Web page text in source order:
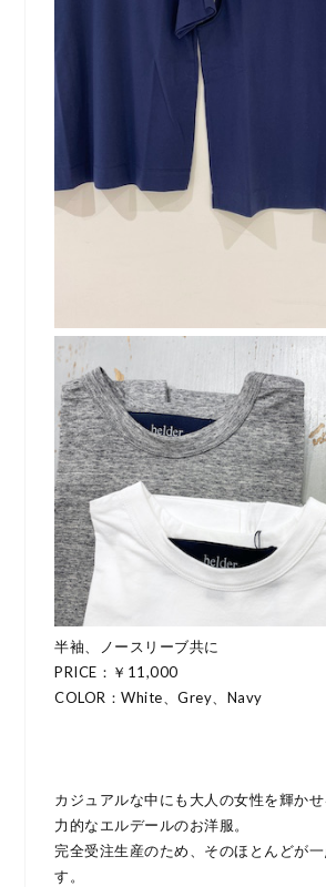
半袖、ノースリーブ共に
PRICE：￥11,000
COLOR：White、Grey、Navy
カジュアルな中にも大人の女性を輝か
力的なエルデールのお洋服。
完全受注生産のため、そのほとんどが
す。